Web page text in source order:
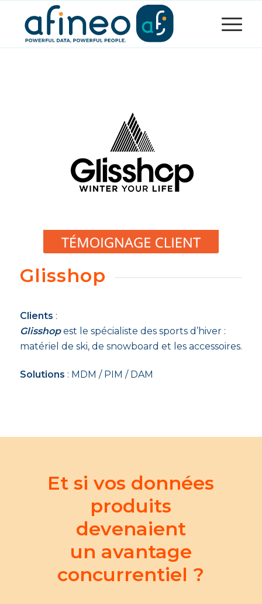
Glisshop
Clients :
Glisshopest le spécialiste des sports d’hiver :
matériel de ski, de snowboard et les accessoires.
Solutions : MDM / PIM / DAM
Et si vos données
produits
devenaient
un avantage
concurrentiel ?